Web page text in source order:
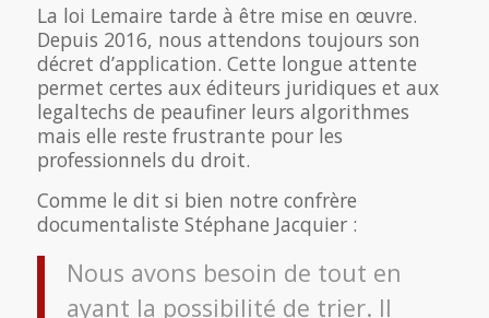
La loi Lemaire tarde à être mise en œuvre.
Depuis 2016, nous attendons toujours son
décret d’application. Cette longue attente
permet certes aux éditeurs juridiques et aux
legaltechs de peaufiner leurs algorithmes
mais elle reste frustrante pour les
professionnels du droit.
Comme le dit si bien notre confrère
documentaliste Stéphane Jacquier :
Nous avons besoin de tout en
ayant la possibilité de trier. Il